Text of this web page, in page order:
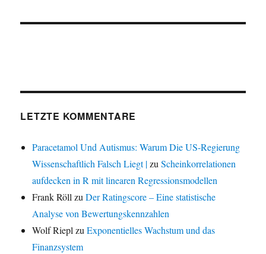
LETZTE KOMMENTARE
Paracetamol Und Autismus: Warum Die US-Regierung
Wissenschaftlich Falsch Liegt |zuScheinkorrelationen
aufdecken in R mit linearen Regressionsmodellen
Frank Röll zuDer Ratingscore – Eine statistische
Analyse von Bewertungskennzahlen
Wolf Riepl zuExponentielles Wachstum und das
Finanzsystem